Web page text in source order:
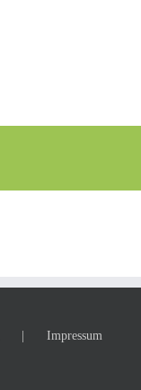
Impressum